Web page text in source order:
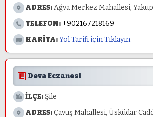
ADRES:Ağva Merkez Mahallesi,
TELEFON: +902167218169
HARİTA:Yol Tarifi için Tıklayın
Deva Eczanesi
İLÇE: Şile
ADRES:Çavuş Mahallesi, Üsküdar